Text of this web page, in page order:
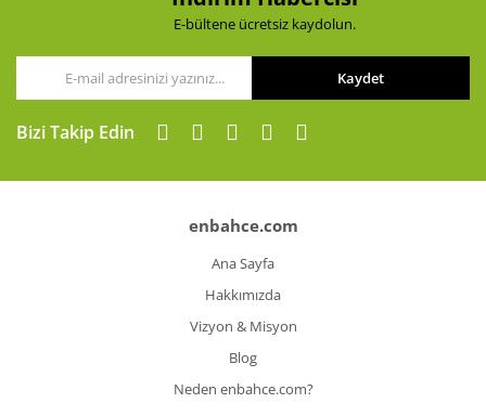
Gönder
E-bültene ücretsiz kaydolun.
Kaydet
Bizi Takip Edin
enbahce.com
Ana Sayfa
Hakkımızda
Vizyon & Misyon
Blog
Neden enbahce.com?